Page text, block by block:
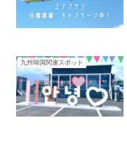
九州韓国関連スポット